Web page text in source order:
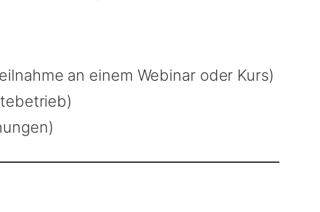
an einem Webinar oder Kurs)